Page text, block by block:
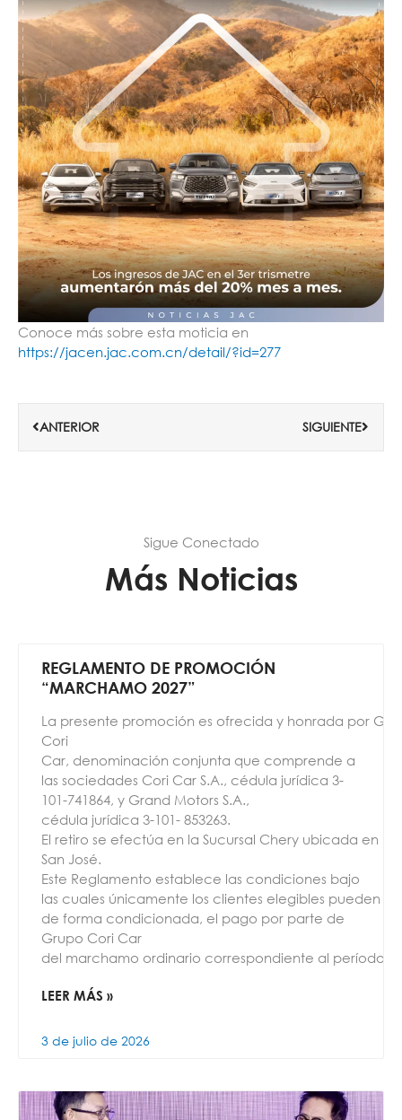
Conoce más sobre esta moticia en
https://jacen.jac.com.cn/detail/?id=277
ANTERIOR SIGUIENTE
Sigue Conectado
Más Noticias
REGLAMENTO DE PROMOCIÓN
“MARCHAMO 2027”
La presente promoción es ofrecida y honrada por
Cori
Car, denominación conjunta que comprende a
las sociedades Cori Car S.A., cédula jurídica 3-
101-741864, y Grand Motors S.A.,
cédula jurídica 3-101- 853263.
El retiro se efectúa en la Sucursal Chery ubicada en La
San José.
Este Reglamento establece las condiciones bajo
las cuales únicamente los clientes elegibles pueden
de forma condicionada, el pago por parte de
Grupo Cori Car
del marchamo ordinario correspondiente al período
LEER MÁS »
3 de julio de 2026